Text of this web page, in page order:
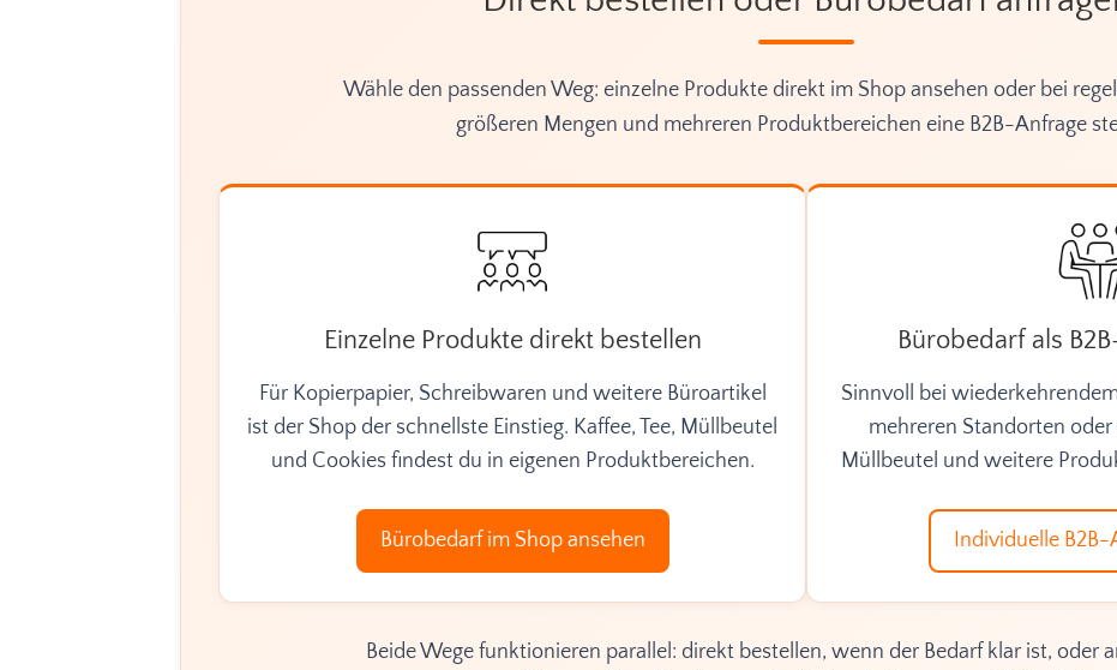
Wähle den passenden Weg: einzelne Produkte direkt im Shop ansehen oder bei
größeren Mengen und mehreren Produktbereichen eine B2B-Anfrage
Einzelne Produkte direkt bestellen
Für Kopierpapier, Schreibwaren und weitere Büroartikel
ist der Shop der schnellste Einstieg. Kaffee, Tee, Müllbeutel
und Cookies findest du in eigenen Produktbereichen.
Bürobedarf im Shop ansehen
Bürobedarf als
Sinnvoll bei
mehreren Standorten
Müllbeutel und weitere
Individuelle
Beide Wege funktionieren parallel: direkt bestellen, wenn der Bedarf klar ist, oder